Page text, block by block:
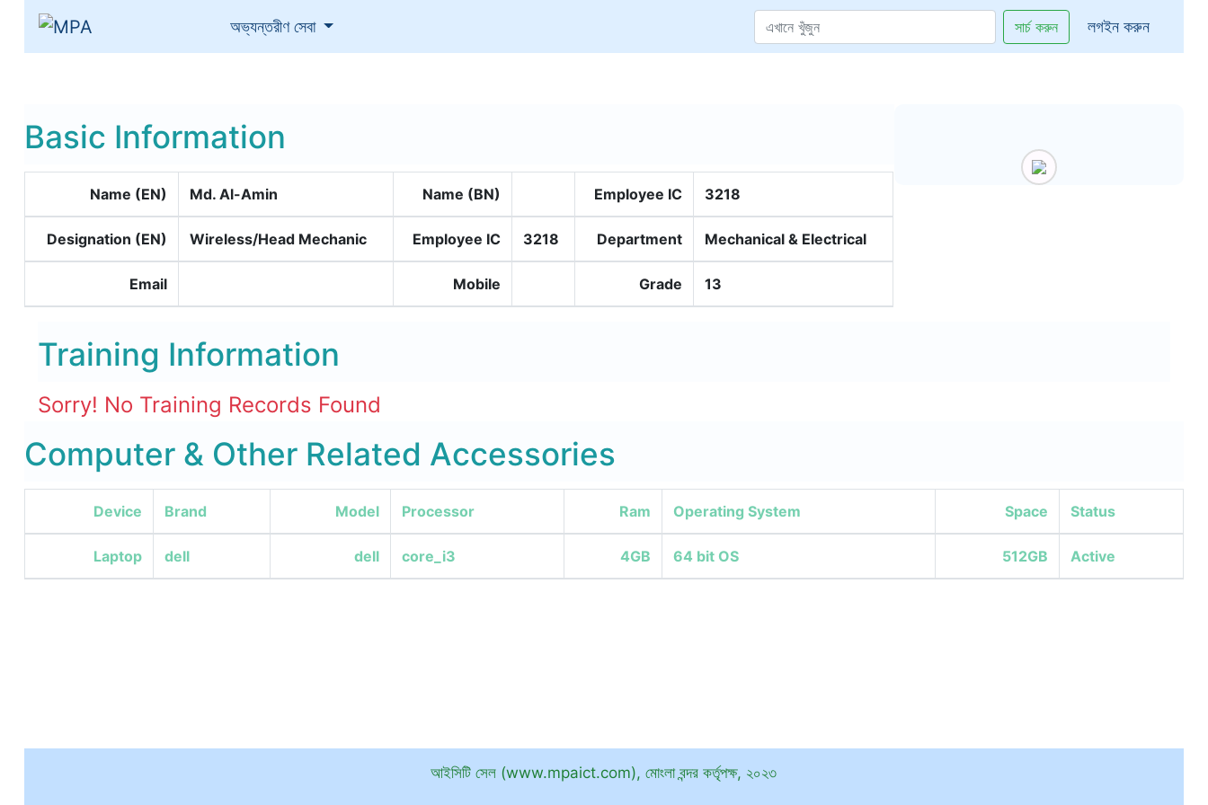
অভ্যন্তরীণ সেবা (current) সার্চ করুন লগইন করুন
Basic Information
Name (EN) Md. Al-Amin Name (BN) Employee IC 3218
Designation (EN) Wireless/Head Mechanic Employee IC 3218 Department Mechanical & Electrical
Email Mobile Grade 13
Training Information
Sorry! No Training Records Found
Computer & Other Related Accessories
Device Brand Model Processor Ram Operating System Space Status
Laptop dell dell core_i3 4GB 64 bit OS 512GB Active
আইসিটি সেল (www.mpaict.com), মোংলা বন্দর কর্তৃপক্ষ, ২০২৩